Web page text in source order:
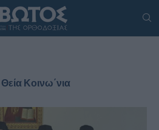
Θεία Κοινω΄νια